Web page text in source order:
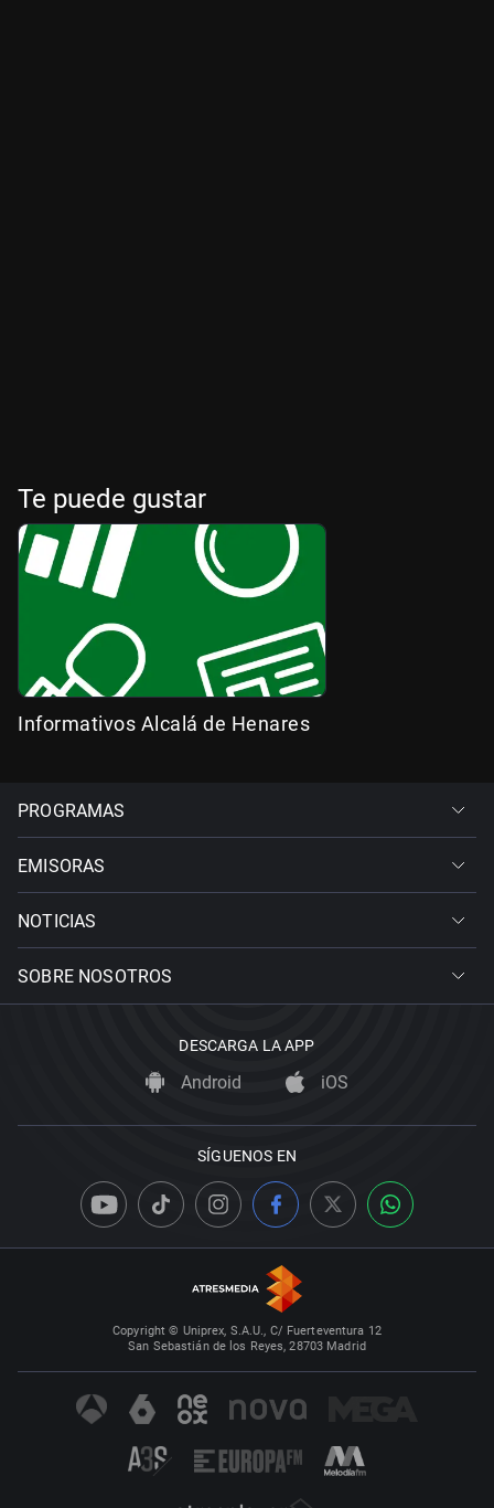
Te puede gustar
Informativos Alcalá de Henares
PROGRAMAS
EMISORAS
NOTICIAS
SOBRE NOSOTROS
DESCARGA LA APP
Android iOS
SÍGUENOS EN
Copyright © Uniprex, S.A.U., C/ Fuerteventura 12
San Sebastián de los Reyes, 28703 Madrid